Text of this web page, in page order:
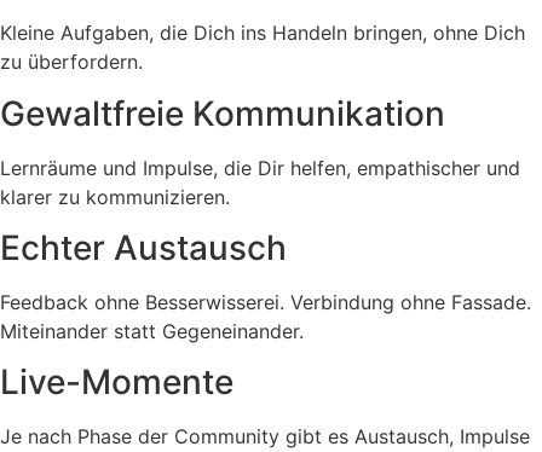
Kleine Aufgaben, die Dich ins Handeln bringen, ohne Dich
zu überfordern.
Gewaltfreie Kommunikation
Lernräume und Impulse, die Dir helfen, empathischer und
klarer zu kommunizieren.
Echter Austausch
Feedback ohne Besserwisserei. Verbindung ohne Fassade.
Miteinander statt Gegeneinander.
Live-Momente
Je nach Phase der Community gibt es Austausch, Impulse